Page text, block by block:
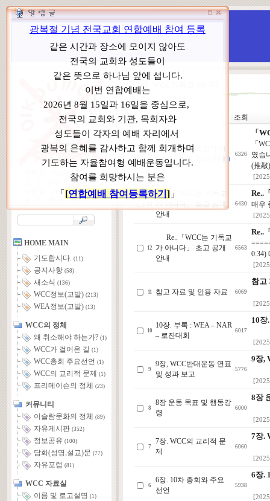
WCC 고발(반대)운동본부
특별 WCC 반대 대책 위원회
본부장 : 박동호 목사
고 문 : 남성운 목사
위원장 : 이상원 목사
총 무 : 권태섭 목사
HOME MAIN
기도합시다. (11)
공지사항 (58)
새소식 (136)
WCC정보(고발) (213)
WEA정보(고발) (13)
WCC의 정체
왜 취소해야 하는가? (1)
WCC가 걸어온 길 (1)
WCC총회 주요선언 (1)
WCC의 교리적 문제 (1)
프리메이슨의 정체 (23)
커뮤니티
이슬람문화의 정체
(89)
자유게시판 (352)
정보공유 (100)
담화(성명,설교)문 (77)
자유포럼 (81)
WCC 자료실
이름 및 로고설명 (1)
N 제목 조회
14
「WCC는 기독교가 아
니다」 초고 공개 안내
1
6326
「
「
였습
(推敲
Re..「WCC는 기독교
가 아니다」 초고 공개
안내
6430
Re..
매우
12
Re..「WCC는 기독교
가 아니다」 초고 공개
안내
6563
Re..
0:34)
11 참고 자료 및 인용 자료 6069
참고
10
10장. 부록 : WEA – NAR
– 로잔대회
6017
10장
9
9장, WCC반대운동 연표
및 성과 보고
5776
9장,
8
8장 운동 목표 및 행동강
령
6000
8장
7
7장. WCC의 교리적 문
제
6060
7장.
6
6장. 10차 총회와 주요
선언
5938
6장.